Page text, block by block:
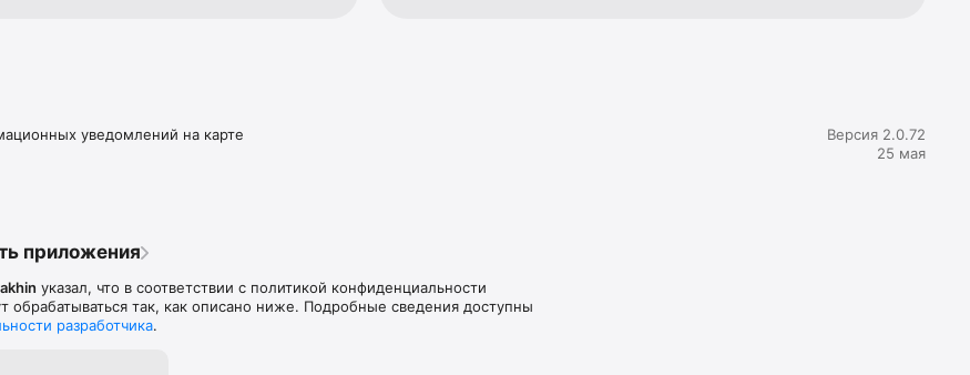
уведомлений на карте
Версия 2.0.72
25 мая
приложения
указал, что в соответствии с политикой конфиденциальности
обрабатываться так, как описано ниже. Подробные сведения доступны
разработчика.